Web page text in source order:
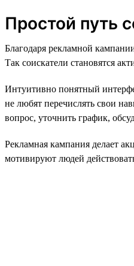
Простой путь
Благодаря рекламной
Так соискатели становятся
Интуитивно понятный
не любят перечислять свои
вопрос, уточнить график,
Рекламная кампания делает
мотивируют людей